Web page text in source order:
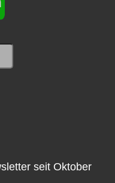
seit Oktober